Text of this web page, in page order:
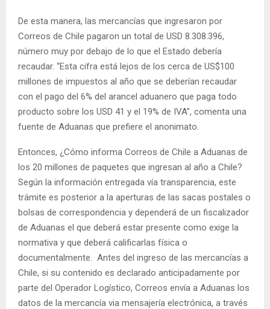
De esta manera, las mercancías que ingresaron por
Correos de Chile pagaron un total de USD 8.308.396,
número muy por debajo de lo que el Estado debería
recaudar. “Esta cifra está lejos de los cerca de US$100
millones de impuestos al año que se deberían recaudar
con el pago del 6% del arancel aduanero que paga todo
producto sobre los USD 41 y el 19% de IVA”, comenta una
fuente de Aduanas que prefiere el anonimato.
Entonces, ¿Cómo informa Correos de Chile a Aduanas de
los 20 millones de paquetes que ingresan al año a Chile?
Según la información entregada vía transparencia, este
trámite es posterior a la aperturas de las sacas postales o
bolsas de correspondencia y dependerá de un fiscalizador
de Aduanas el que deberá estar presente como exige la
normativa y que deberá calificarlas física o
documentalmente. Antes del ingreso de las mercancías a
Chile, si su contenido es declarado anticipadamente por
parte del Operador Logístico, Correos envía a Aduanas los
datos de la mercancía via mensajería electrónica, a través